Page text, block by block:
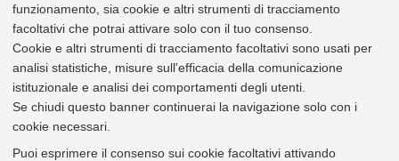
funzionamento, sia cookie e altri strumenti di tracciamento
facoltativi che potrai attivare solo con il tuo consenso.
Cookie e altri strumenti di tracciamento facoltativi sono usati per
analisi statistiche, misure sull'efficacia della comunicazione
istituzionale e analisi dei comportamenti degli utenti.
Se chiudi questo banner continuerai la navigazione solo con i
cookie necessari.
Puoi esprimere il consenso sui cookie facoltativi attivando
risultati permarzocchi michele
1
41773
Marzocchi, Michele
Area dei Collaboratori - Settore tecnico, scientifico,
tecnologico, informatico e dei servizi generali
965
Dipartimento di Psicologia "Renzo Canestrari"